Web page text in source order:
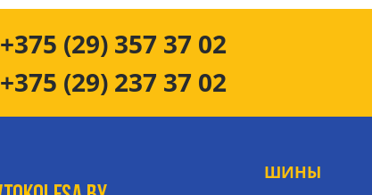
+375 (29) 357 37 02
+375 (29) 237 37 02
ШИНЫ